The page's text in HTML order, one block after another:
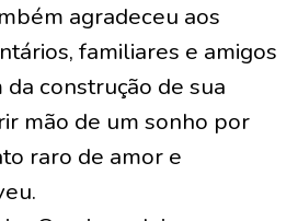
agradeceu aos
familiares e amigos
construção de sua
mão de um sonho por
raro de amor e